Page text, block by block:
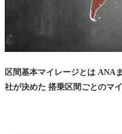
区間基本マイレージとは ANA
社が決めた 搭乗区間ごとのマ